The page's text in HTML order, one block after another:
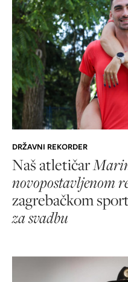
DRŽAVNI REKORDER
Naš atletičar
novopostavljenom
zagrebačkom
za svadbu